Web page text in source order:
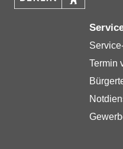
Termin